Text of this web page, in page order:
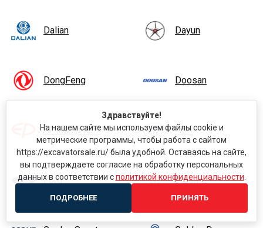
Dalian Dayun
DongFeng Doosan
EP Equipment FAW
Ford Foton
Здравствуйте!
На нашем сайте мы используем файлы cookie и
метрические программы, чтобы работа с сайтом
https://excavatorsale.ru/ была удобной. Оставаясь на сайте,
вы подтверждаете согласие на обработку персональных
данных в соответствии сполитикой конфиденциальности
ПОДРОБНЕЕ ПРИНЯТЬ